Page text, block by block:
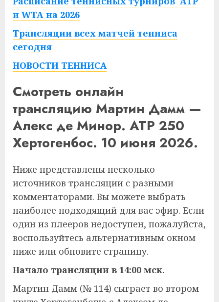
и WTA на 2026
Трансляции всех матчей тенниса
сегодня
НОВОСТИ ТЕННИСА
Смотреть онлайн
трансляцию Мартин Дамм —
Алекс де Минор. ATP 250
Хертогенбос. 10 июня 2026.
Ниже представлены несколько
источников трансляции с разными
комментаторами. Вы можете выбрать
наиболее подходящий для вас эфир. Если
один из плееров недоступен, пожалуйста,
воспользуйтесь альтернативным окном
ниже или обновите страницу.
Начало трансляции в 14:00 мск.
Мартин Дамм (№ 114) сыграет во втором